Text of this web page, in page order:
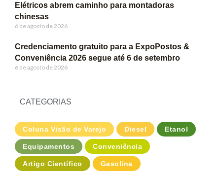
Elétricos abrem caminho para montadoras
chinesas
6 de agosto de 2026
Credenciamento gratuito para a ExpoPostos &
Conveniência 2026 segue até 6 de setembro
6 de agosto de 2026
CATEGORIAS
Coluna Visão de Varejo Diesel Etanol
Equipamentos Conveniência
Artigo Científico Gasolina